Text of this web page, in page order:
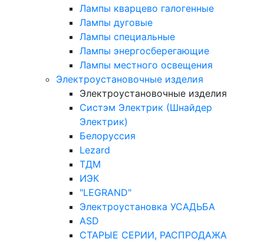
Лампы кварцево галогенные
Лампы дуговые
Лампы специальные
Лампы энергосберегающие
Лампы местного освещения
Электроустановочные изделия
Электроустановочные изделия
Систэм Электрик (Шнайдер
Электрик)
Белоруссия
Lezard
ТДМ
ИЭК
"LEGRAND"
Электроустановка УСАДЬБА
ASD
СТАРЫЕ СЕРИИ, РАСПРОДАЖА